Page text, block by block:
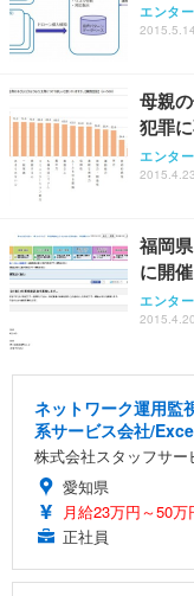
エンタ
母親
犯罪
エンタ
福岡
に開催
エンタ
ネットワーク運用監
系サービス会社/
株式会社スタッフサー
愛知県
月給23万円～50万
正社員